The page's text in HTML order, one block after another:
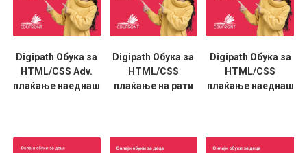
Digipath Обука за
HTML/CSS Adv.
плаќање наеднаш
Digipath Обука за
HTML/CSS
плаќање на рати
Digipath Обука за
HTML/CSS
плаќање наеднаш